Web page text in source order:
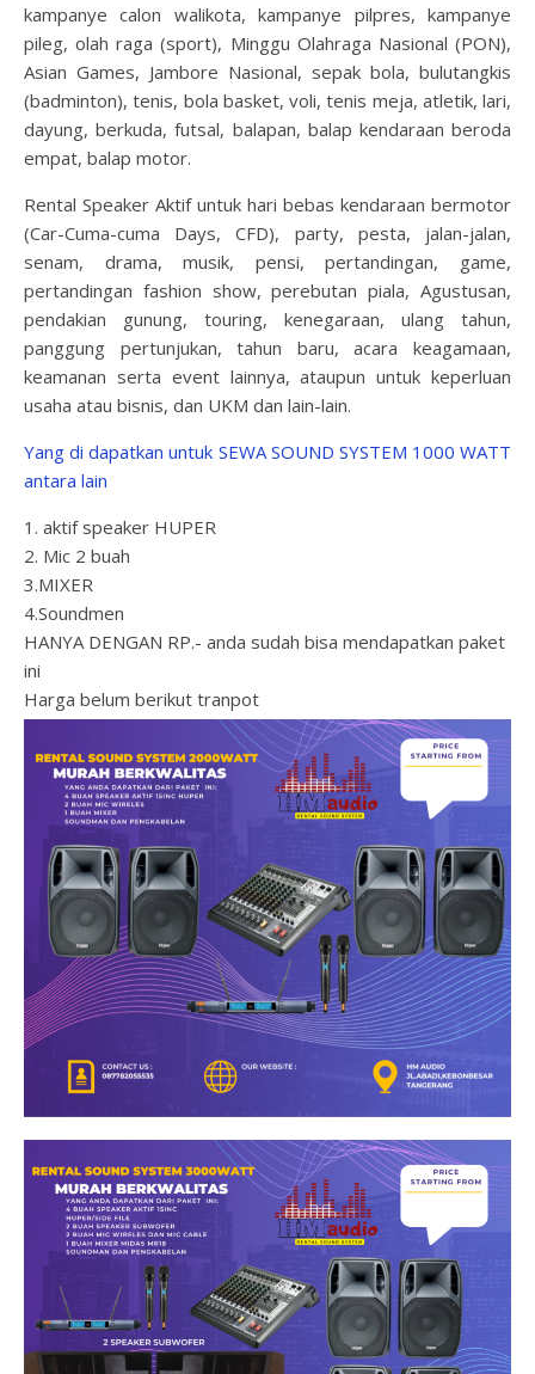
kampanye calon walikota, kampanye pilpres, kampanye
pileg, olah raga (sport), Minggu Olahraga Nasional (PON),
Asian Games, Jambore Nasional, sepak bola, bulutangkis
(badminton), tenis, bola basket, voli, tenis meja, atletik, lari,
dayung, berkuda, futsal, balapan, balap kendaraan beroda
empat, balap motor.
Rental Speaker Aktif untuk hari bebas kendaraan bermotor
(Car-Cuma-cuma Days, CFD), party, pesta, jalan-jalan,
senam, drama, musik, pensi, pertandingan, game,
pertandingan fashion show, perebutan piala, Agustusan,
pendakian gunung, touring, kenegaraan, ulang tahun,
panggung pertunjukan, tahun baru, acara keagamaan,
keamanan serta event lainnya, ataupun untuk keperluan
usaha atau bisnis, dan UKM dan lain-lain.
Yang di dapatkan untuk SEWA SOUND SYSTEM 1000 WATT
antara lain
1. aktif speaker HUPER
2. Mic 2 buah
3.MIXER
4.Soundmen
HANYA DENGAN RP.- anda sudah bisa mendapatkan paket
ini
Harga belum berikut tranpot